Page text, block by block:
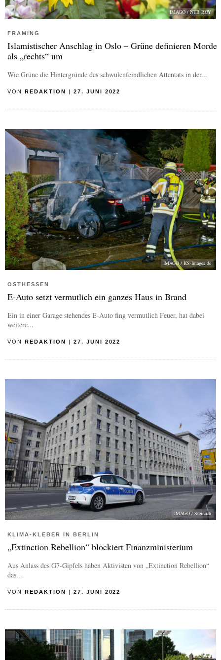
IMAGO / NTB ROY
FRAMING
Islamistischer Anschlag in Oslo – Grüne definieren Morde
als „rechts“ um
Wie Grüne die Hintergründe des schwulenfeindlichen Attentats in der...
VON REDAKTION | 27. JUNI 2022
IMAGO / KS-Images.de
OSTHESSEN
E-Auto setzt vermutlich ein ganzes Haus in Brand
Ein in einer Garage stehendes E-Auto fing vermutlich Feuer, hat dabei
weitere...
VON REDAKTION | 27. JUNI 2022
IMAGO / Steinach
KLIMA-KLEBER IN BERLIN
„Extinction Rebellion“ blockiert Finanzministerium
Aus Anlass des G7-Gipfels haben Aktivisten von „Extinction Rebellion“
das...
VON REDAKTION 27. JUNI 2022